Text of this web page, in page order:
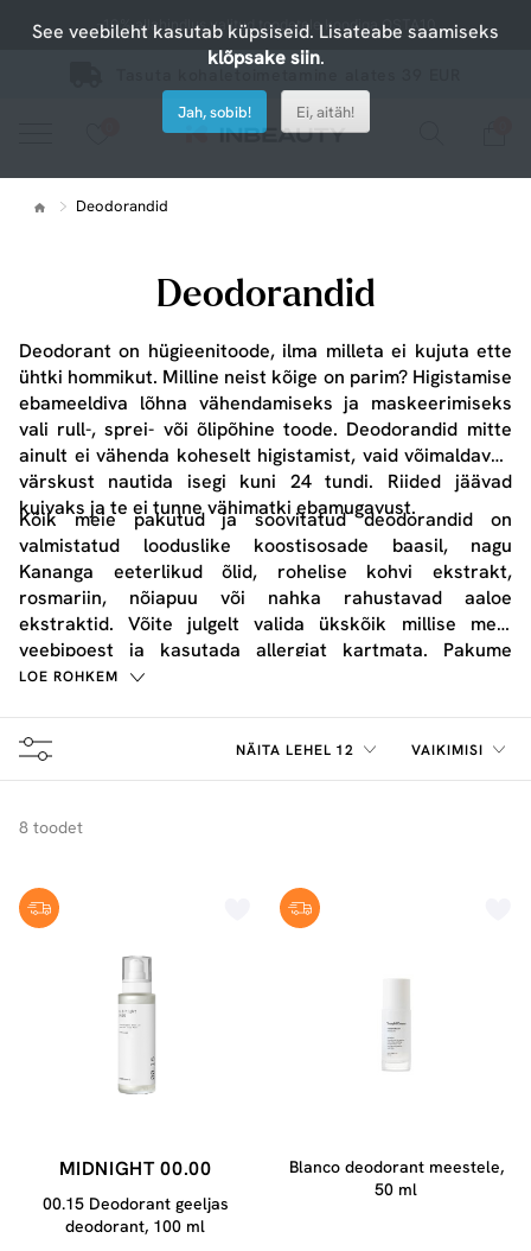
-10% allahindlus valitud toodetele koodiga OSTA10
Tasuta kohaletoimetamine alates 39 EUR
Deodorandid
Deodorandid
Deodorant on hügieenitoode, ilma milleta ei kujuta ette
ühtki hommikut. Milline neist kõige on parim? Higistamise
ebameeldiva lõhna vähendamiseks ja maskeerimiseks
vali rull-, sprei- või õlipõhine toode. Deodorandid mitte
ainult ei vähenda koheselt higistamist, vaid võimaldavad
värskust nautida isegi kuni 24 tundi. Riided jäävad
kuivaks ja te ei tunne vähimatki ebamugavust.
Kõik meie pakutud ja soovitatuddeodorandid on
valmistatud looduslike koostisosade baasil, nagu
Kananga eeterlikud õlid, rohelise kohvi ekstrakt,
rosmariin, nõiapuu või nahka rahustavad aaloe
ekstraktid. Võite julgelt valida ükskõik millise meie
veebipoest ja kasutada allergiat kartmata. Pakume
tooteid, mis on toodetud mugavates pakendites, mida
LOE ROHKEM
NÄITA LEHEL 12 VAIKIMISI
8 toodet
MIDNIGHT 00.00
00.15 Deodorant geeljas
deodorant, 100 ml
Blanco deodorant meestele,
50 ml
See veebileht kasutab küpsiseid. Lisateabe saamiseks
klõpsake siin.
Jah, sobib! Ei, aitäh!